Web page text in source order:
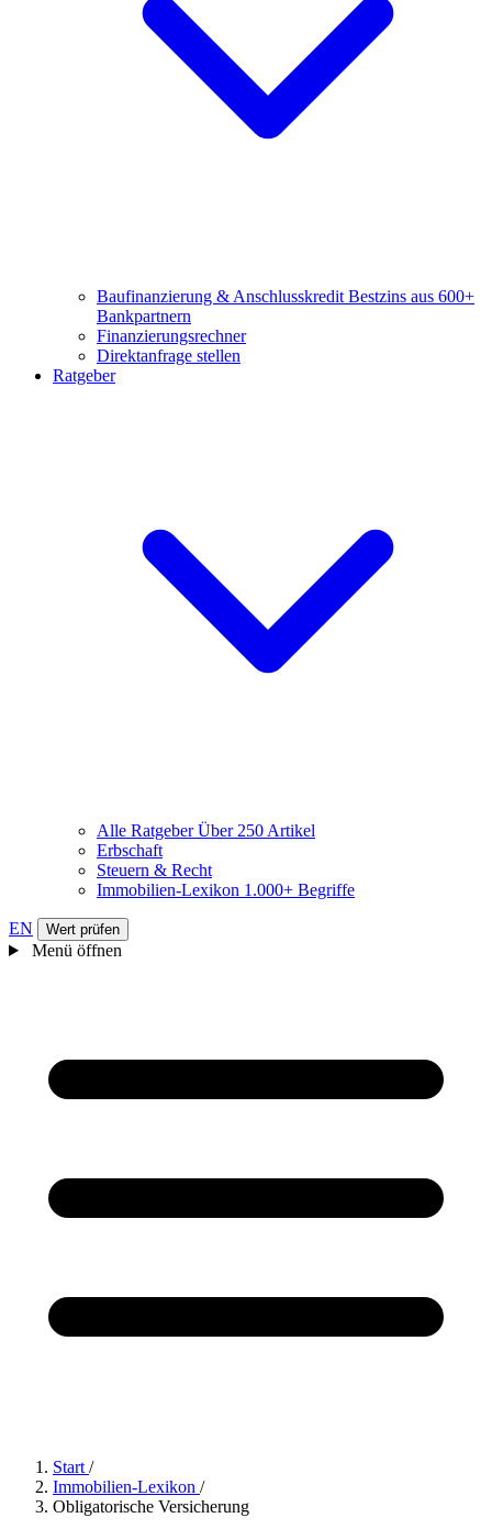
Baufinanzierung & Anschlusskredit Bestzins aus 600+
Bankpartnern
Finanzierungsrechner
Direktanfrage stellen
Ratgeber
Alle RatgeberÜber 250 Artikel
Erbschaft
Steuern & Recht
Immobilien-Lexikon 1.000+ Begriffe
EN Wert prüfen
Menü öffnen
Start /
Immobilien-Lexikon /
Obligatorische Versicherung